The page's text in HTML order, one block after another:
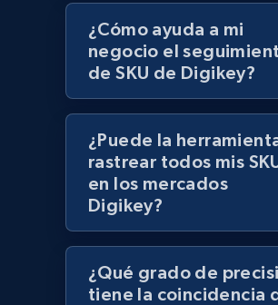
Lazada - Products
URL, Title, Rating, Reviews, Initial
price, Currency, Stock, and more.
Lazada - Products - Discover
keyword
price, Currency, Stock, and more.
¿Cómo ayuda a mi
negocio el
de SKU de Digikey?
¿Puede la
rastrear todos mis
en los mercados
Digikey?
¿Qué grado de
tiene la coincidencia